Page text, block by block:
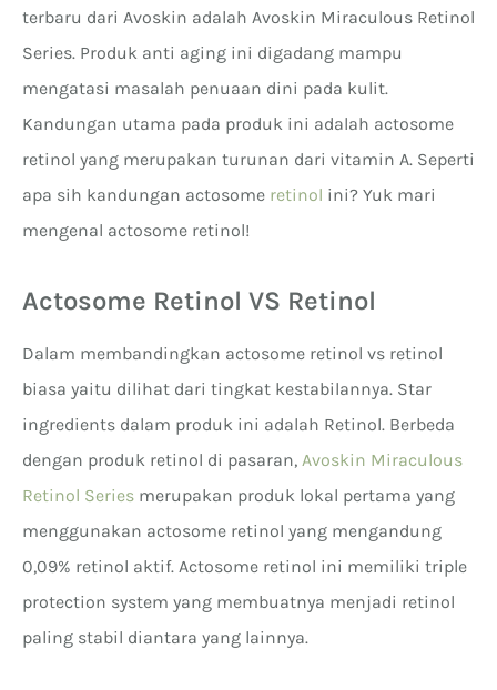
terbaru dari Avoskin adalah Avoskin Miraculous Retinol
Series. Produk anti aging ini digadang mampu
mengatasi masalah penuaan dini pada kulit.
Kandungan utama pada produk ini adalah actosome
retinol yang merupakan turunan dari vitamin A. Seperti
apa sih kandungan actosome retinol ini? Yuk mari
mengenal actosome retinol!
Actosome Retinol VS Retinol
Dalam membandingkan actosome retinol vs retinol
biasa yaitu dilihat dari tingkat kestabilannya. Star
ingredients dalam produk ini adalah Retinol. Berbeda
dengan produk retinol di pasaran, Avoskin Miraculous
Retinol Series merupakan produk lokal pertama yang
menggunakan actosome retinol yang mengandung
0,09% retinol aktif. Actosome retinol ini memiliki triple
protection system yang membuatnya menjadi retinol
paling stabil diantara yang lainnya.